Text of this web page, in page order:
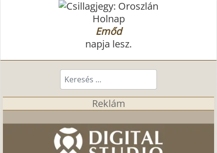
Holnap
Emőd
napja lesz.
Keresés...
Reklám